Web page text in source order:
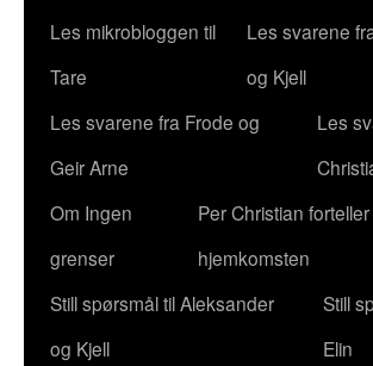
Les mikrobloggen til
Tare
Les svarene
og Kjell
Les svarene fra Frode og
Geir Arne
Les
Om Ingen
grenser
Per Christian
hjemkomsten
Still spørsmål til Aleksander
og Kjell
Still
Elin